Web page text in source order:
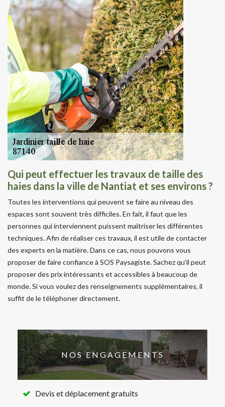
Qui peut effectuer les travaux de taille des
haies dans la ville de Nantiat et ses environs ?
Toutes les interventions qui peuvent se faire au niveau des
espaces sont souvent très difficiles. En fait, il faut que les
personnes qui interviennent puissent maîtriser les différentes
techniques. Afin de réaliser ces travaux, il est utile de contacter
des experts en la matière. Dans ce cas, nous pouvons vous
proposer de faire confiance à SOS Paysagiste. Sachez qu'il peut
proposer des prix intéressants et accessibles à beaucoup de
monde. Si vous voulez des renseignements supplémentaires, il
suffit de le téléphoner directement.
NOS ENGAGEMENTS
Devis et déplacement gratuits